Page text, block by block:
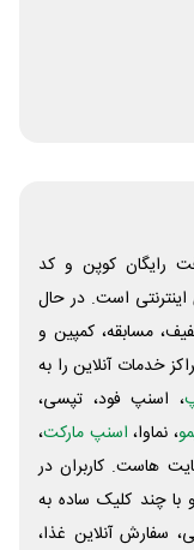
رایگان کوپن و کد
است. در حال
مسابقه، کمپین و
خدمات آنلاین را به
، اسنپ فود، تپسی،
، نماوا، اسنپ مارکت،
‌هاست. کاربران در
با چند کلیک ساده به
سفارش آنلاین غذا،